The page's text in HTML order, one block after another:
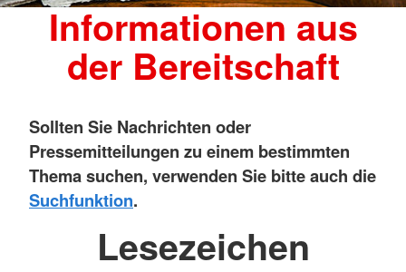
Informationen aus
der Bereitschaft
Sollten Sie Nachrichten oder
Pressemitteilungen zu einem bestimmten
Thema suchen, verwenden Sie bitte auch die
Suchfunktion.
Lesezeichen